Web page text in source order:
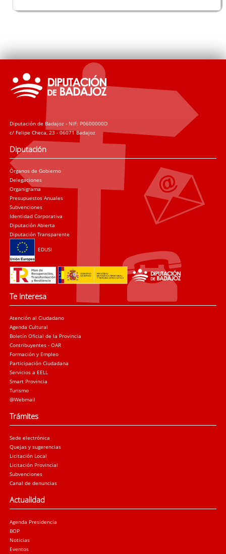
Diputación de Badajoz - NIF: P0600000D
c/ Felipe Checa, 23 - 06071 Badajoz
Diputación
Órganos de Gobierno
Delegaciones
Organigrama
Presupuestos Anuales
Subvenciones
Identidad Corporativa
Diputación Abierta
Diputación Transparente
EDUSI
Te interesa
Atención al Ciudadano
Agenda Cultural
Boletín Oficial de la Provincia
Contribuyentes - OAR
Formación y Empleo
Participación Ciudadana
Servicios a EELL
Smart Provincia
Turismo
@Webmail
Trámites
Sede electrónica
Quejas y sugerencias
Licitación Local
Licitación Provincial
Subvenciones
Canal de denuncias
Actualidad
Agenda Presidencia
BOP
Noticias
Eventos